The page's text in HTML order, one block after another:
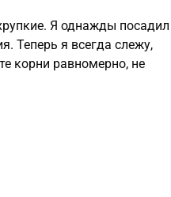
Я однажды посадил
Теперь я всегда слежу,
корни равномерно, не